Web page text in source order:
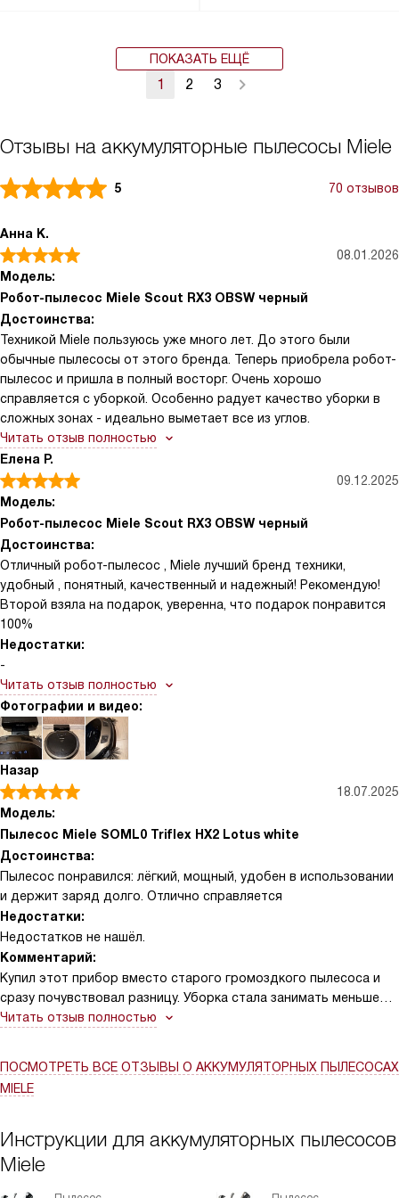
ПОКАЗАТЬ ЕЩЁ
1 2 3
Отзывы на аккумуляторные пылесосы Miele
5 70 отзывов
Анна К.
08.01.2026
Модель:
Робот-пылесос Miele Scout RX3 OBSW черный
Достоинства:
Техникой Miele пользуюсь уже много лет. До этого были
обычные пылесосы от этого бренда. Теперь приобрела робот-
пылесос и пришла в полный восторг. Очень хорошо
справляется с уборкой. Особенно радует качество уборки в
сложных зонах - идеально выметает все из углов.
Читать отзыв полностью
Елена Р.
09.12.2025
Модель:
Робот-пылесос Miele Scout RX3 OBSW черный
Достоинства:
Отличный робот-пылесос , Miele лучший бренд техники,
удобный , понятный, качественный и надежный! Рекомендую!
Второй взяла на подарок, уверенна, что подарок понравится
100%
Недостатки:
-
Читать отзыв полностью
Фотографии и видео:
Назар
18.07.2025
Модель:
Пылесос Miele SOML0 Triflex HX2 Lotus white
Достоинства:
Пылесос понравился: лёгкий, мощный, удобен в использовании
и держит заряд долго. Отлично справляется
Недостатки:
Недостатков не нашёл.
Комментарий:
Купил этот прибор вместо старого громоздкого пылесоса и
сразу почувствовал разницу. Уборка стала занимать меньше
времени, а тяжесть в руках почти не ощущается. Перевод в
мощности покрывают все повседневные задачи, а индикация
на ручке помогает не гадать в каком режиме работаю.
Одна из реальных историй — после детского праздника кухня
была усыпана крошками и конфетной пылью. С насадкой для
мягкой мебели и щелевой щёткой убрал всё аккуратно, не
пришлось несколько раз проходиться по одному месту. В
Читать отзыв полностью
ПОСМОТРЕТЬ ВСЕ ОТЗЫВЫ О АККУМУЛЯТОРНЫХ ПЫЛЕСОСАХ
MIELE
Инструкции для аккумуляторных пылесосов
Miele